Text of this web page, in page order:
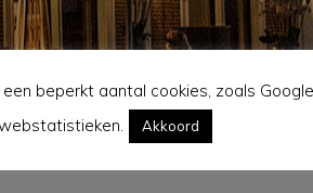
beperkt aantal cookies, zoals Google
Akkoord